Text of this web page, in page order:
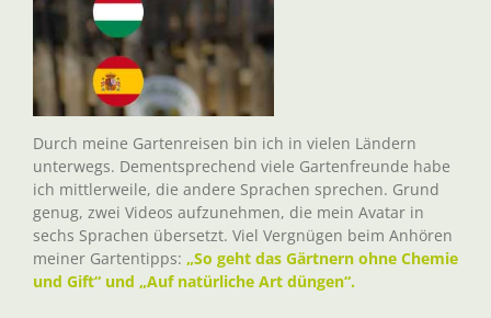
Durch meine Gartenreisen bin ich in vielen Ländern
unterwegs. Dementsprechend viele Gartenfreunde habe
ich mittlerweile, die andere Sprachen sprechen. Grund
genug, zwei Videos aufzunehmen, die mein Avatar in
sechs Sprachen übersetzt. Viel Vergnügen beim Anhören
meiner Gartentipps: „So geht das Gärtnern ohne Chemie
und Gift“ und „Auf natürliche Art düngen“.